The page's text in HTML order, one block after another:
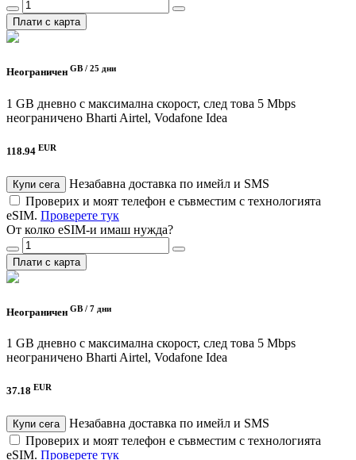
Плати с карта
Неограничен GB / 25 дни
1 GB дневно с максимална скорост, след това 5 Mbps
неограничено Bharti Airtel, Vodafone Idea
118.94 EUR
Купи сега
Незабавна доставка по имейл и SMS
Проверих и моят телефон е съвместим с технологията
eSIM. Проверете тук
От колко eSIM-и имаш нужда?
Плати с карта
Неограничен GB / 7 дни
1 GB дневно с максимална скорост, след това 5 Mbps
неограничено Bharti Airtel, Vodafone Idea
37.18 EUR
Купи сега
Незабавна доставка по имейл и SMS
Проверих и моят телефон е съвместим с технологията
eSIM. Проверете тук